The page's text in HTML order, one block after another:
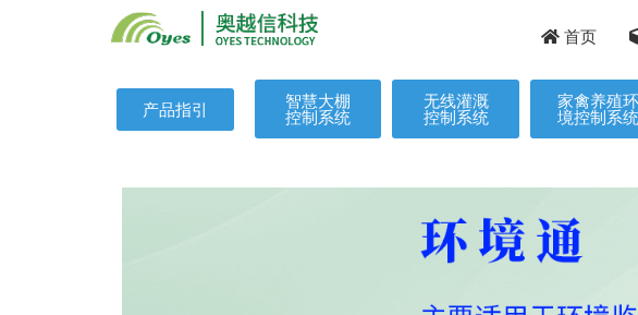
首页
产品指引 智慧大棚
控制系统
无线灌溉
控制系统
家禽养殖环
境控制系统